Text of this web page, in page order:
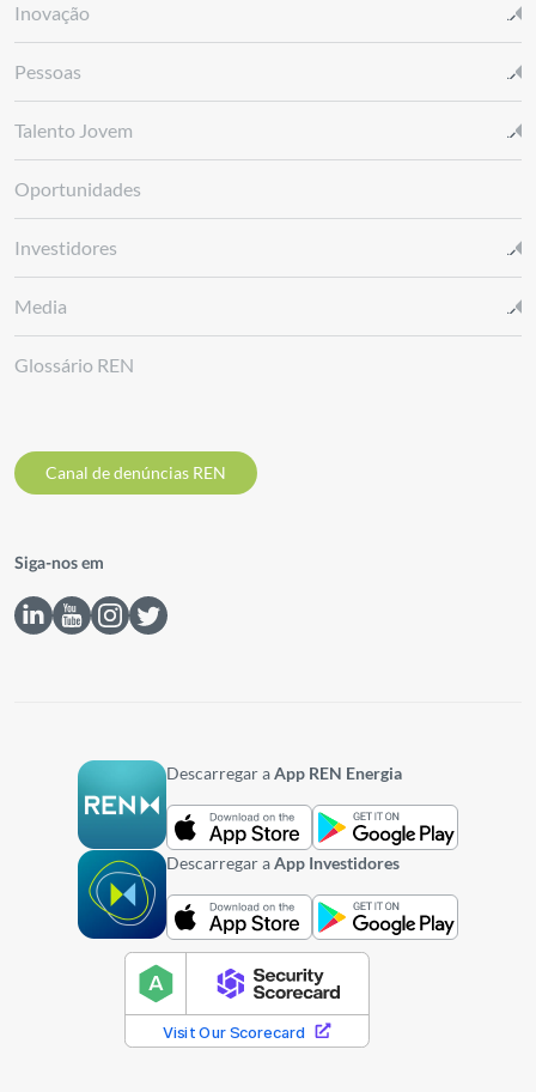
Inovação
Pessoas
Talento Jovem
Oportunidades
Investidores
Media
Glossário REN
Canal de denúncias REN
Siga-nos em
Descarregar aApp REN Energia
Descarregar aApp Investidores